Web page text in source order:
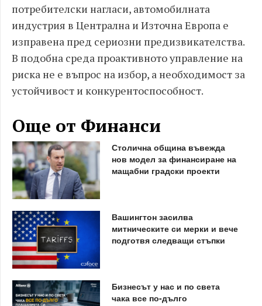
потребителски нагласи, автомобилната
индустрия в Централна и Източна Европа е
изправена пред сериозни предизвикателства.
В подобна среда проактивното управление на
риска не е въпрос на избор, а необходимост за
устойчивост и конкурентоспособност.
Още от Финанси
Столична община въвежда
нов модел за финансиране на
мащабни градски проекти
Вашингтон засилва
митническите си мерки и вече
подготвя следващи стъпки
Бизнесът у нас и по света
чака все по-дълго